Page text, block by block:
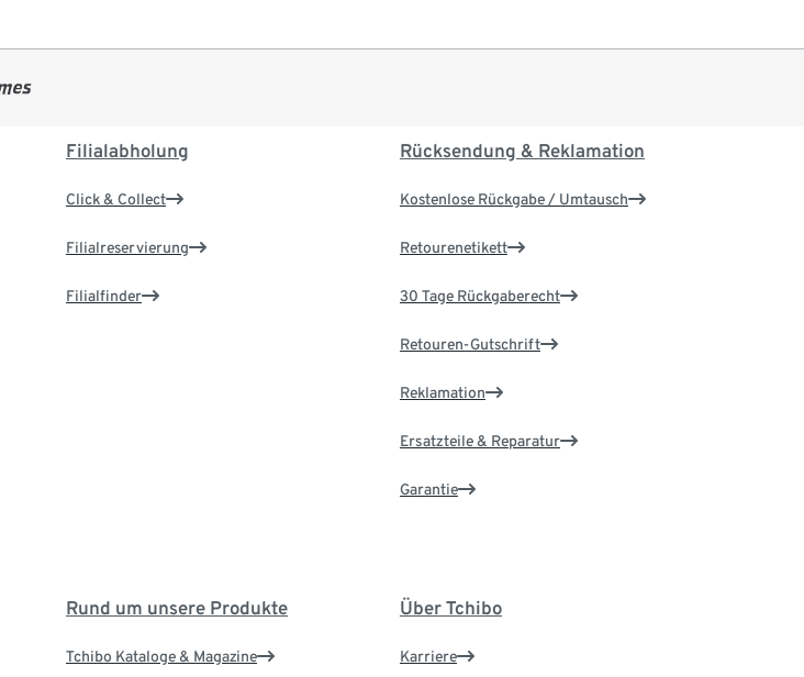
Filialabholung
Click & Collect
Filialreservierung
Filialfinder
Rücksendung & Reklamation
Kostenlose Rückgabe / Umtausch
Retourenetikett
30 Tage Rückgaberecht
Retouren-Gutschrift
Reklamation
Ersatzteile & Reparatur
Garantie
Rund um unsere Produkte
Tchibo Kataloge & Magazine
Über Tchibo
Karriere